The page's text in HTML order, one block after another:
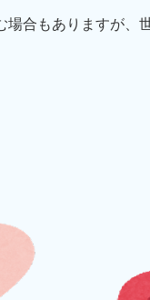
合もありますが、